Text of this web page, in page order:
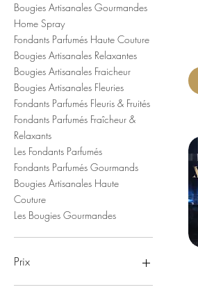
Bougies Artisanales Gourmandes
Home Spray
Fondants Parfumés Haute Couture
Bougies Artisanales Relaxantes
Bougies Artisanales Fraicheur
Bougies Artisanales Fleuries
Fondants Parfumés Fleuris & Fruités
Fondants Parfumés Fraîcheur &
Relaxants
Les Fondants Parfumés
Fondants Parfumés Gourmands
Bougies Artisanales Haute
Couture
Les Bougies Gourmandes
Prix